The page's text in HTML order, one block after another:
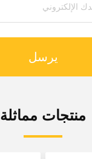
يرسل
منتجات مماثلة